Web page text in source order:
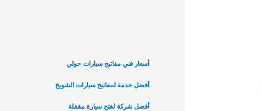
أسعار فني مفاتيح سيارات حولي
أفضل خدمة لمفاتيح سيارات الشويخ
أفضل شركة لفتح سيارة مقفلة